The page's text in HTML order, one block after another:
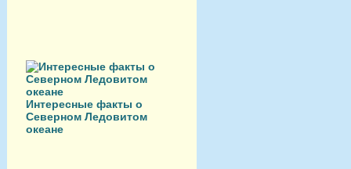
Интересные факты о
Северном Ледовитом
океане